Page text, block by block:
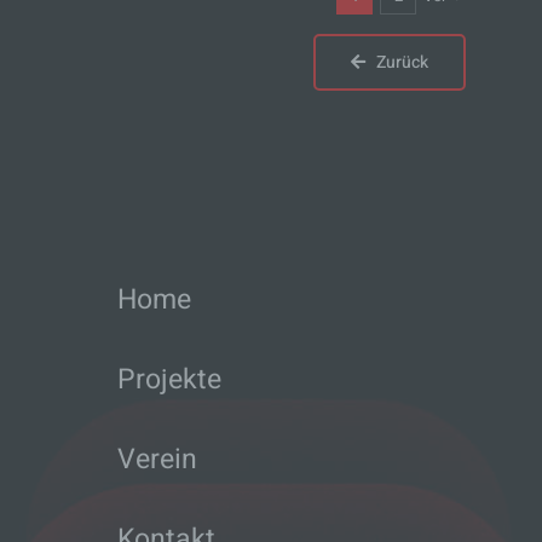
Zurück
Home
Projekte
Verein
Verbreitung oder eine andere Form der
Löschen oder die Vernichtung.
darin besteht, dass diese
personenbezogenen Daten verwendet
zu bewerten, insbesondere, um Aspekte